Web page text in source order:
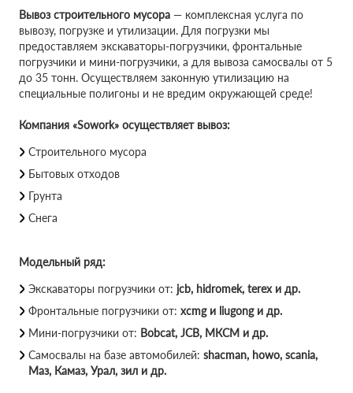
Вывоз строительного мусора — комплексная услуга по
вывозу, погрузке и утилизации. Для погрузки мы
предоставляем экскаваторы-погрузчики, фронтальные
погрузчики и мини-погрузчики, а для вывоза самосвалы от 5
до 35 тонн. Осуществляем законную утилизацию на
специальные полигоны и не вредим окружающей среде!
Компания «Sowork» осуществляет вывоз:
Строительного мусора
Бытовых отходов
Грунта
Снега
Модельный ряд:
Экскаваторы погрузчики от: jcb, hidromek, terex и др.
Фронтальные погрузчики от: xcmg и liugong и др.
Мини-погрузчики от: Bobcat, JCB, МКСМ и др.
Самосвалы на базе автомобилей: shacman, howo, scania,
Маз, Камаз, Урал, зил и др.